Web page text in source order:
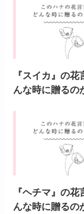
『スイカ』の
んな時に贈るの
『ヘチマ』の
んな時に贈るの